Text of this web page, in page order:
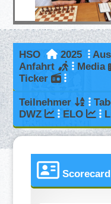
HSO 2025
Anfahrt
Media
Ticker
Teilnehmer
DWZ
ELO